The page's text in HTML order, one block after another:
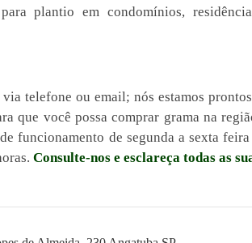
plantio em condomínios,
telefone ou email; nós estamos
que você possa comprar grama na
funcionamento de segunda a sexta
Consulte-nos e esclareça todas as